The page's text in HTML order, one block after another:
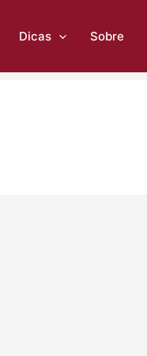
Dicas Sobre